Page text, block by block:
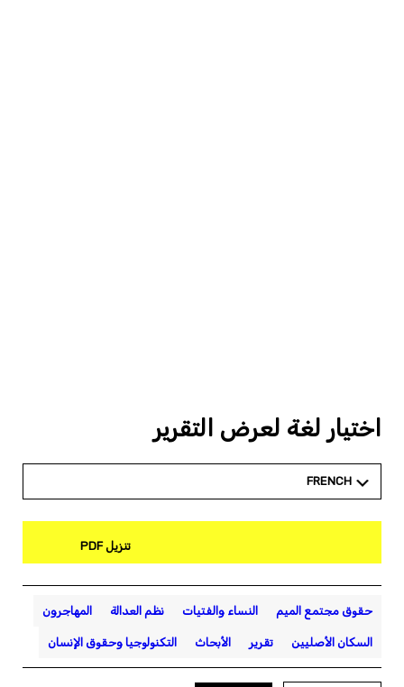
اختيار لغة لعرض التقرير
FRENCH
تنزيل PDF
حقوق مجتمع الميم النساء والفتيات نظم العدالة المهاجرون
السكان الأصليين تقرير الأبحاث التكنولوجيا وحقوق الإنسان